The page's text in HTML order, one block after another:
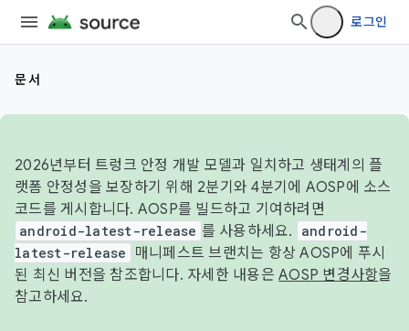
로그인
문서
2026년부터 트렁크 안정 개발 모델과 일치하고 생태계의 플
랫폼 안정성을 보장하기 위해 2분기와 4분기에 AOSP에 소스
코드를 게시합니다. AOSP를 빌드하고 기여하려면
android-latest-release 를 사용하세요.
android-
latest-release
매니페스트 브랜치는 항상 AOSP에 푸시
된 최신 버전을 참조합니다. 자세한 내용은 AOSP 변경사항을
참고하세요.